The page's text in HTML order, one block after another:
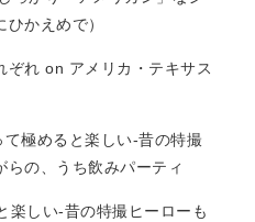
かえめで）
ぞれ on アメリカ・テキサス
て極めると楽しい-昔の特撮
らの、うち飲みパーティ
楽しい-昔の特撮ヒーローも